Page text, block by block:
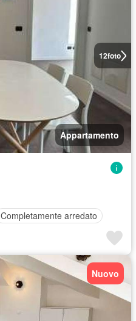
12foto
Appartamento
Completamente arredato
Nuovo